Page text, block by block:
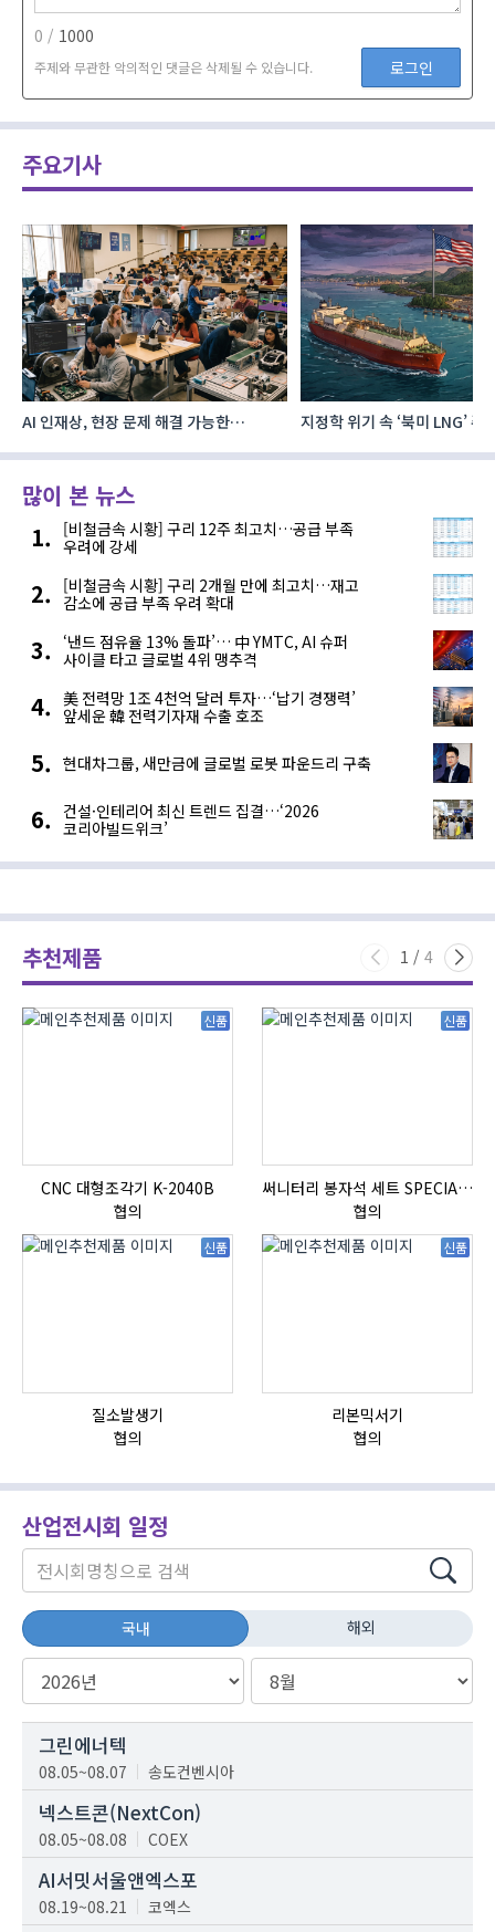
0 / 1000
주제와 무관한 악의적인 댓글은 삭제될 수 있습니다. 로그인
주요기사
AI 인재상, 현장 문제 해결 가능한
지정학 위기 속 ‘북미 LNG’
많이 본 뉴스
[비철금속 시황] 구리 12주 최고치…공급 부족
우려에 강세
[비철금속 시황] 구리 2개월 만에 최고치…재고
감소에 공급 부족 우려 확대
‘낸드 점유율 13% 돌파’… 中 YMTC, AI 슈퍼
사이클 타고 글로벌 4위 맹추격
美 전력망 1조 4천억 달러 투자…‘납기 경쟁력’
앞세운 韓 전력기자재 수출 호조
현대차그룹, 새만금에 글로벌 로봇 파운드리 구축
건설·인테리어 최신 트렌드 집결…‘2026
코리아빌드위크’
추천제품 1 / 4
신품
CNC 대형조각기 K-2040B
협의
신품
써니터리 봉자석 세트 SPECIAL , 봉자석 , 자석봉 , 호퍼용자석 , 전자석
협의
신품
질소발생기
협의
신품
리본믹서기
협의
산업전시회 일정
국내 해외
그린에너텍
08.05~08.07 송도컨벤시아
넥스트콘(NextCon)
08.05~08.08 COEX
AI서밋서울앤엑스포
08.19~08.21 코엑스